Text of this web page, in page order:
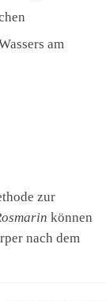
am
zur
können
nach dem